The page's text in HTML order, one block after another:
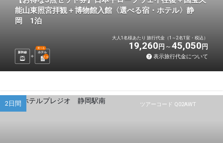
能山東照宮拝観＋博物館入館〈選べる宿・ホテル〉静
岡 1泊
新幹線 ホテル
選べる
1 泊
大人1名様あたり 旅行代金（1～2名1室・税込）
19,260 円 45,050 円
表示旅行代金について
ツアーコード Q02AWT
2日間